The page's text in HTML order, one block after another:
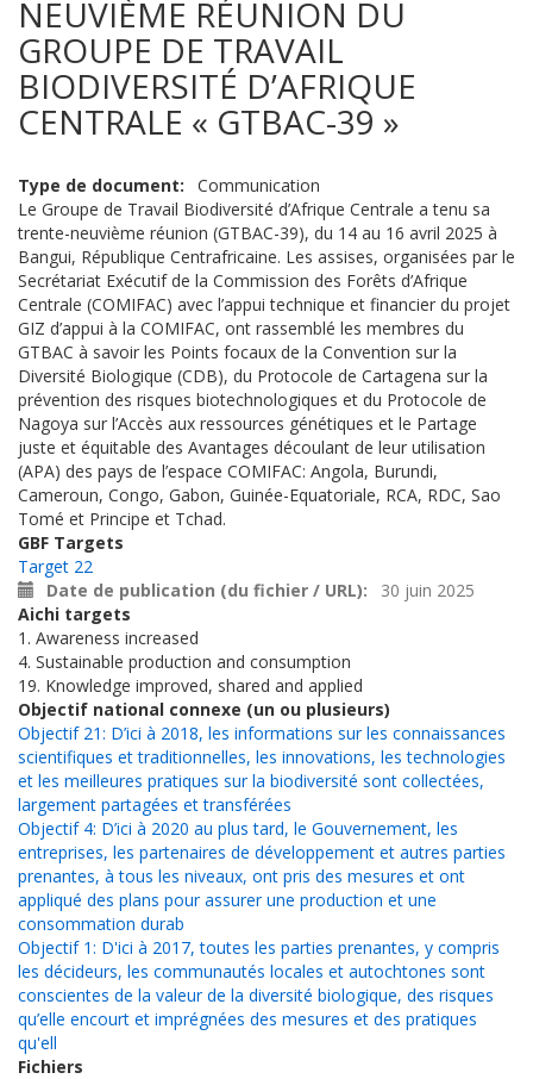
NEUVIÈME RÉUNION DU
GROUPE DE TRAVAIL
BIODIVERSITÉ D’AFRIQUE
CENTRALE « GTBAC-39 »
Type de document
Communication
Le Groupe de Travail Biodiversité d’Afrique Centrale a tenu sa
trente-neuvième réunion (GTBAC-39), du 14 au 16 avril 2025 à
Bangui, République Centrafricaine. Les assises, organisées par le
Secrétariat Exécutif de la Commission des Forêts d’Afrique
Centrale (COMIFAC) avec l’appui technique et financier du projet
GIZ d’appui à la COMIFAC, ont rassemblé les membres du
GTBAC à savoir les Points focaux de la Convention sur la
Diversité Biologique (CDB), du Protocole de Cartagena sur la
prévention des risques biotechnologiques et du Protocole de
Nagoya sur l’Accès aux ressources génétiques et le Partage
juste et équitable des Avantages découlant de leur utilisation
(APA) des pays de l’espace COMIFAC: Angola, Burundi,
Cameroun, Congo, Gabon, Guinée-Equatoriale, RCA, RDC, Sao
Tomé et Principe et Tchad.
GBF Targets
Target 22
Date de publication (du fichier / URL)
30 juin 2025
Aichi targets
1. Awareness increased
4. Sustainable production and consumption
19. Knowledge improved, shared and applied
Objectif national connexe (un ou plusieurs)
Objectif 21: D’ici à 2018, les informations sur les connaissances
scientifiques et traditionnelles, les innovations, les technologies
et les meilleures pratiques sur la biodiversité sont collectées,
largement partagées et transférées
Objectif 4: D’ici à 2020 au plus tard, le Gouvernement, les
entreprises, les partenaires de développement et autres parties
prenantes, à tous les niveaux, ont pris des mesures et ont
appliqué des plans pour assurer une production et une
consommation durab
Objectif 1: D'ici à 2017, toutes les parties prenantes, y compris
les décideurs, les communautés locales et autochtones sont
conscientes de la valeur de la diversité biologique, des risques
qu’elle encourt et imprégnées des mesures et des pratiques
qu'ell
Fichiers